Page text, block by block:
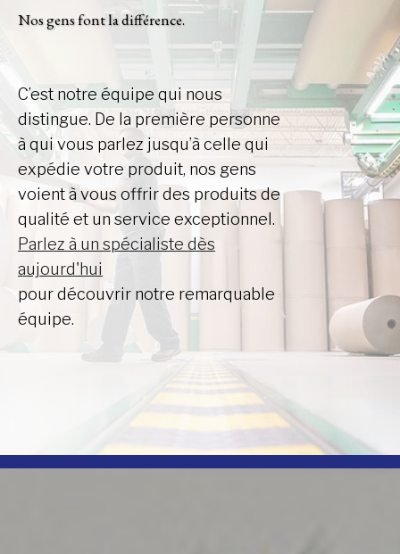
Nos gens font la différence.
C’est notre équipe qui nous
distingue. De la première personne
à qui vous parlez jusqu’à celle qui
expédie votre produit, nos gens
voient à vous offrir des produits de
qualité et un service exceptionnel.
Parlez à un spécialiste dès
aujourd'hui
pour découvrir notre remarquable
équipe.